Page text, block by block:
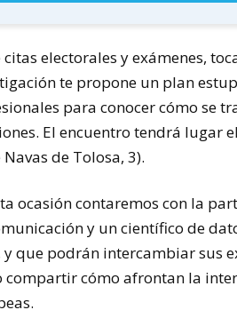
citas electorales y exámenes,
te propone un plan
para conocer cómo se
El encuentro tendrá lugar
de Tolosa, 3).
ocasión contaremos con la
y un científico de
que podrán intercambiar sus
compartir cómo afrontan la